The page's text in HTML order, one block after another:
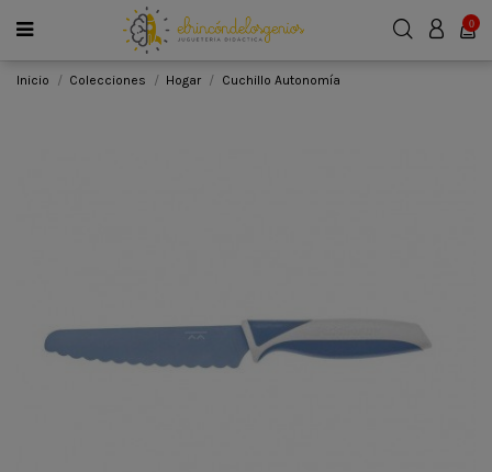
0
Inicio Colecciones Hogar Cuchillo Autonomía